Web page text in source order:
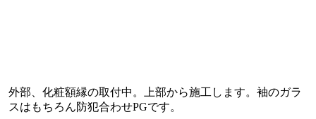
外部、化粧額縁の取付中。上部から施工します。袖のガラ
スはもちろん防犯合わせPGです。